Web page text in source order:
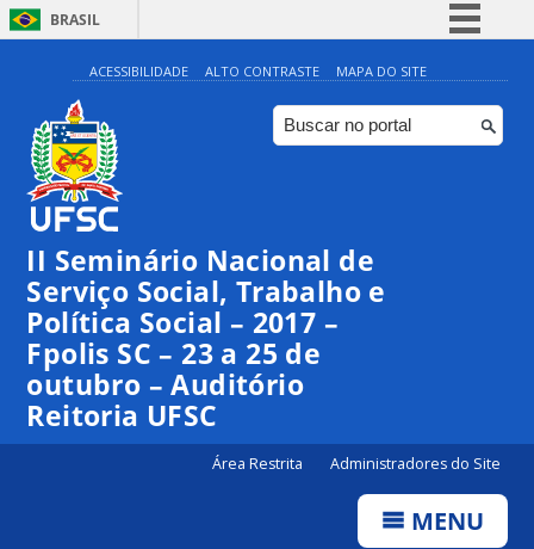
BRASIL
Simplifique!
Comunica BR
Participe
Canais
ACESSIBILIDADE ALTO CONTRASTE MAPA DO SITE
II Seminário Nacional de
Serviço Social, Trabalho e
Política Social – 2017 –
Fpolis SC – 23 a 25 de
outubro – Auditório
Reitoria UFSC
Área Restrita Administradores do Site
MENU